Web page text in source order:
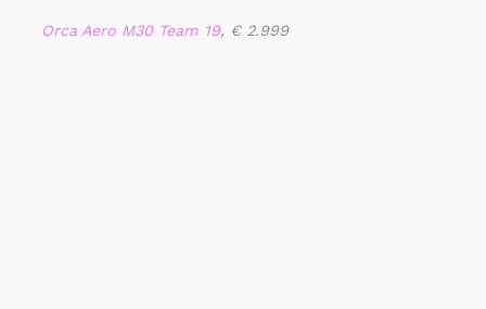
Orca Aero M30 Team 19, € 2.999